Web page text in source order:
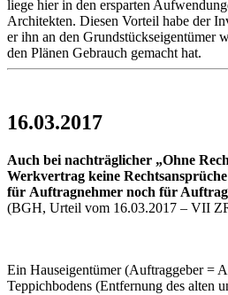
liege hier in den ersparten
Architekten. Diesen Vorteil habe der
er ihn an den Grundstückseigentümer
den Plänen Gebrauch gemacht hat.
16.03.2017
Auch bei nachträglicher „Ohne
Werkvertrag keine
für Auftragnehmer noch für
(BGH, Urteil vom 16.03.2017 – VII
Ein Hauseigentümer (Auftraggeber =
Teppichbodens (Entfernung des alten